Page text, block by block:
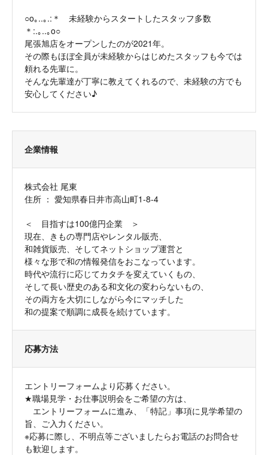
○o｡..｡.:＊ 未経験からスタートしたスタッフ多数
＊:.｡..｡o○
尾張旭店をオープンしたのが2021年。
その際もほぼ全員が未経験からはじめたスタッフも今では
頼れる先輩に。
そんな先輩達が丁寧に教えてくれるので、未経験の方でも
安心してください♪
企業情報
株式会社 尾東
住所 ： 愛知県春日井市高山町1-8-4
＜ 目指すは100億円企業 ＞
現在、きもの専門店やレンタル販売、
和雑貨販売、そしてネットショップ運営と
様々な形で和の情報発信をおこなっています。
時代や流行に応じてカタチを変えていくもの、
そして長い歴史のある和文化の変わらないもの、
その両方を大切にしながら今にマッチした
和の提案で順調に成長を続けています。
応募方法
エントリーフォームより応募ください。
★職場見学・お仕事説明会をご希望の方は、
エントリーフォームに進み、「特記」事項に見学希望の
旨、ご入力ください。
※応募に際し、不明点等ございましたらお電話のお問合せ
も歓迎します。